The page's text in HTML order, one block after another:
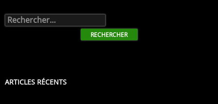
Rechercher :
ARTICLES RÉCENTS